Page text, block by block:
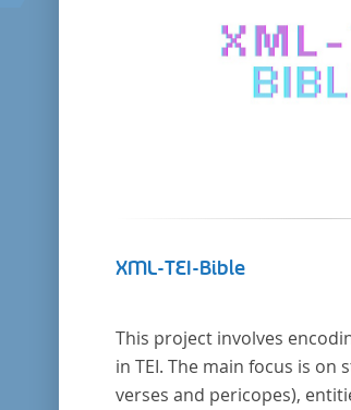
XML-TEI-Bible
This project involves
in TEI. The main focus is on
verses and pericopes),